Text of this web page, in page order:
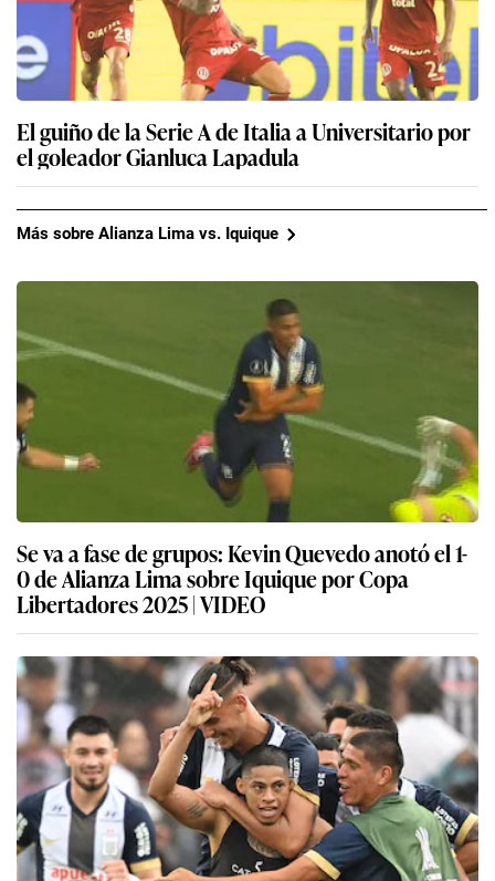
El guiño de la Serie A de Italia a Universitario por
el goleador Gianluca Lapadula
Más sobre Alianza Lima vs. Iquique
Se va a fase de grupos: Kevin Quevedo anotó el 1-
0 de Alianza Lima sobre Iquique por Copa
Libertadores 2025 | VIDEO